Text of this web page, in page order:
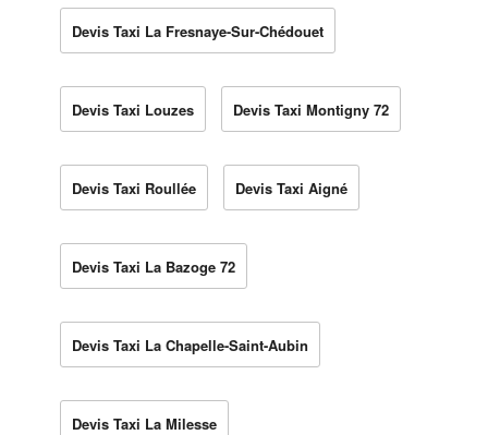
Devis Taxi La Fresnaye-Sur-Chédouet
Devis Taxi Louzes Devis Taxi Montigny 72
Devis Taxi Roullée Devis Taxi Aigné
Devis Taxi La Bazoge 72
Devis Taxi La Chapelle-Saint-Aubin
Devis Taxi La Milesse